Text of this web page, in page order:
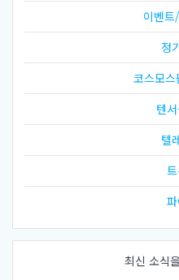
이벤
정
코스모
텐
텔
최신 소식